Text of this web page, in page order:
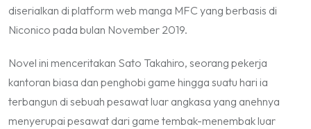
diserialkan di platform web manga MFC yang berbasis di
Niconico pada bulan November 2019.
Novel ini menceritakan Sato Takahiro, seorang pekerja
kantoran biasa dan penghobi game hingga suatu hari ia
terbangun di sebuah pesawat luar angkasa yang anehnya
menyerupai pesawat dari game tembak-menembak luar